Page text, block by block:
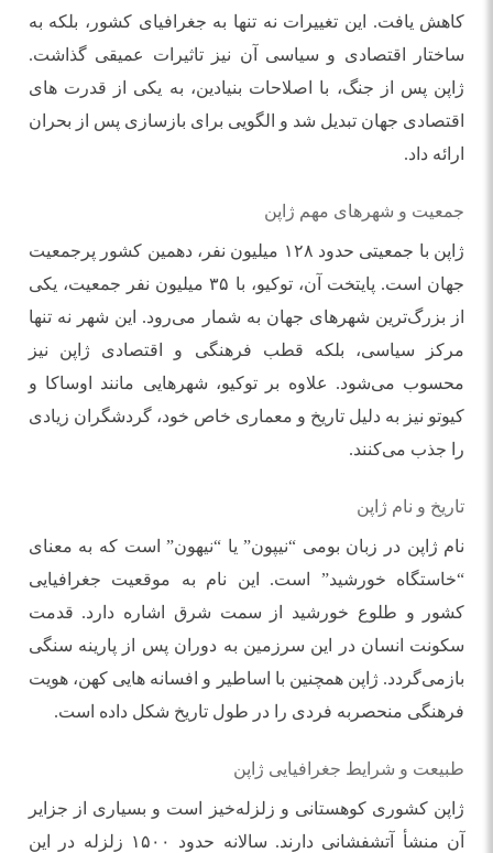
کاهش یافت. این تغییرات نه تنها به جغرافیای کشور، بلکه به
ساختار اقتصادی و سیاسی آن نیز تاثیرات عمیقی گذاشت.
ژاپن پس از جنگ، با اصلاحات بنیادین، به یکی از قدرت‌ های
اقتصادی جهان تبدیل شد و الگویی برای بازسازی پس از بحران
ارائه داد.
جمعیت و شهرهای مهم ژاپن
ژاپن با جمعیتی حدود ۱۲۸ میلیون نفر، دهمین کشور پرجمعیت
جهان است. پایتخت آن، توکیو، با ۳۵ میلیون نفر جمعیت، یکی
از بزرگ‌ترین شهرهای جهان به شمار می‌رود. این شهر نه تنها
مرکز سیاسی، بلکه قطب فرهنگی و اقتصادی ژاپن نیز
محسوب می‌شود. علاوه بر توکیو، شهرهایی مانند اوساکا و
کیوتو نیز به دلیل تاریخ و معماری خاص خود، گردشگران زیادی
را جذب می‌کنند.
تاریخ و نام ژاپن
نام ژاپن در زبان بومی “نیپون” یا “نیهون” است که به معنای
“خاستگاه خورشید” است. این نام به موقعیت جغرافیایی
کشور و طلوع خورشید از سمت شرق اشاره دارد. قدمت
سکونت انسان در این سرزمین به دوران پس از پارینه‌ سنگی
بازمی‌گردد. ژاپن همچنین با اساطیر و افسانه‌ هایی کهن، هویت
فرهنگی منحصربه ‌فردی را در طول تاریخ شکل داده است.
طبیعت و شرایط جغرافیایی ژاپن
ژاپن کشوری کوهستانی و زلزله‌خیز است و بسیاری از جزایر
آن منشأ آتشفشانی دارند. سالانه حدود ۱۵۰۰ زلزله در این